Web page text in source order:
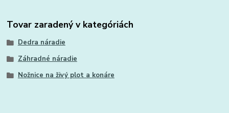
Tovar zaradený v kategóriách
Dedra náradie
Záhradné náradie
Nožnice na živý plot a konáre